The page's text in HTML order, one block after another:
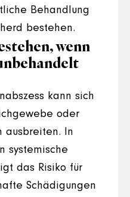
Behandlung
bestehen.
wenn
kann sich
oder
ausbreiten. In
systemische
das Risiko für
Schädigungen